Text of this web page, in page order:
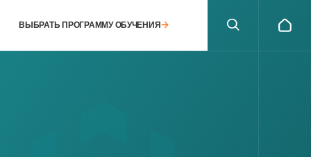
ПРОГРАММУ ОБУЧЕНИЯ